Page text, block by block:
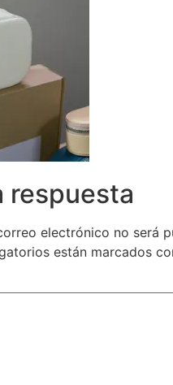
respuesta
electrónico no será
están marcados